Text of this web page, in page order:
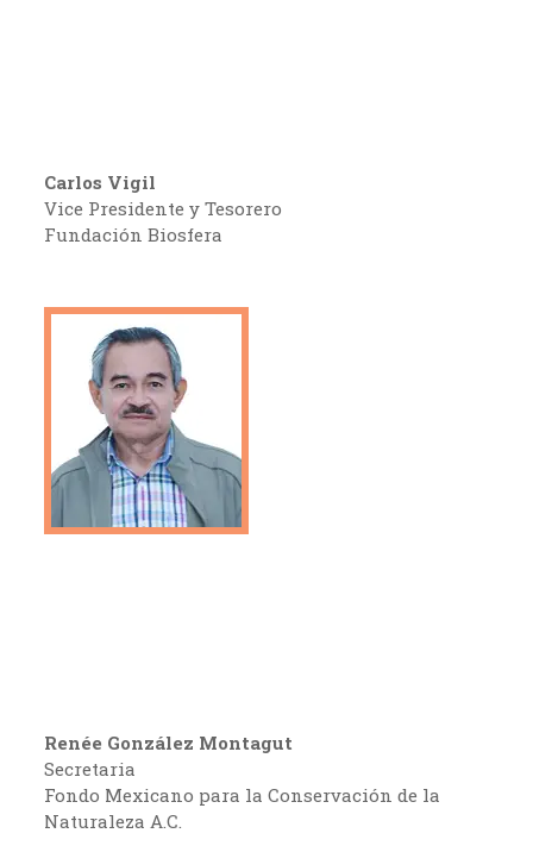
Carlos Vigil
Vice Presidente y Tesorero
Fundación Biosfera
Renée González Montagut
Secretaria
Fondo Mexicano para la Conservación de la
Naturaleza A.C.